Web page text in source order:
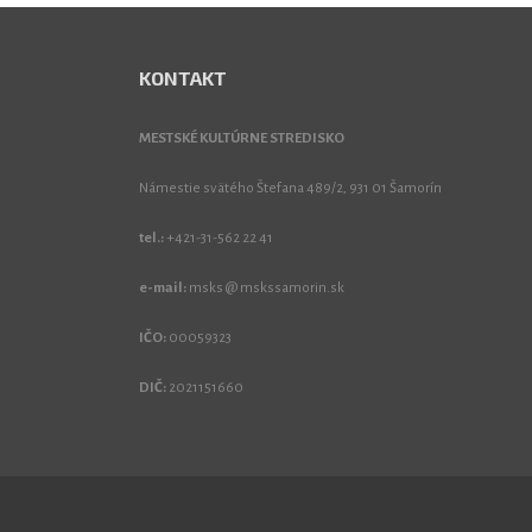
KONTAKT
MESTSKÉ KULTÚRNE STREDISKO
Námestie svätého Štefana 489/2, 931 01 Šamorín
tel.: +421-31-562 22 41
e-mail: msks @ mskssamorin.sk
IČO: 00059323
DIČ: 2021151660